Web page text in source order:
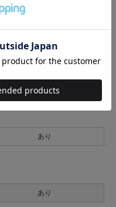
あり
あり
あり